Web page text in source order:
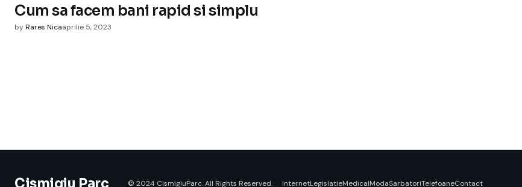
Cum sa facem bani rapid si simplu
byRares Nicaaprilie 5, 2023
© 2024 CismigiuParc. All Rights Reserved. InternetLegislatieMedicalModaSarbatoriTelefoaneContact